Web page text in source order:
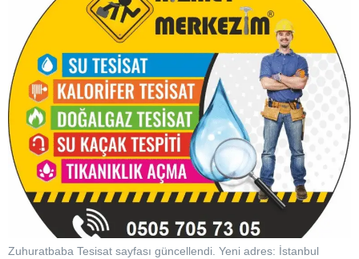
Zuhuratbaba Tesisat sayfası güncellendi. Yeni adres: İstanbul